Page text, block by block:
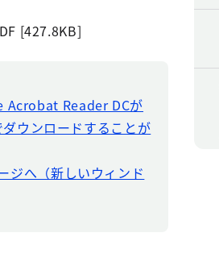
[427.8KB]
Acrobat Reader DCが
ウンロードすることが
ジへ（新しいウィンド